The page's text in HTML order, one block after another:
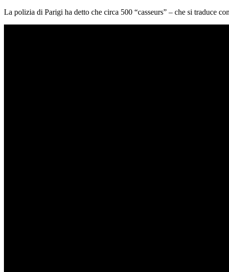
La polizia di Parigi ha detto che circa 500 “casseurs” – che si traduce